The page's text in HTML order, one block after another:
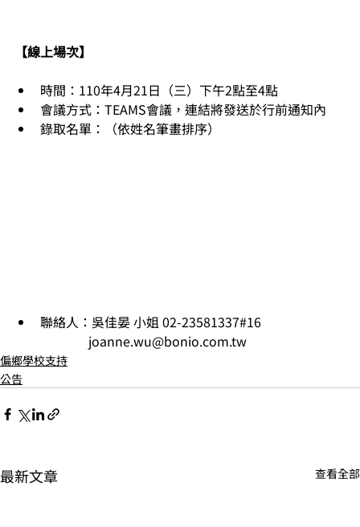
【線上場次】
時間：110年4月21日（三）下午2點至4點
會議方式：TEAMS會議，連結將發送於行前通知內​
錄取名單：（依姓名筆畫排序）
​聯絡人：吳佳晏 小姐 02-23581337#16
                       joanne.wu@bonio.com.tw
偏鄉學校支持
公告
最新文章 查看全部